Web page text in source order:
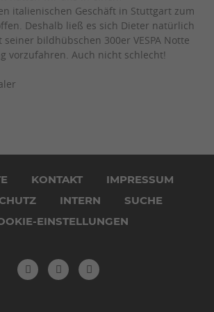
italienischen Geschäft in Stuttgart zum
Deshalb ließ es sich Dieter natürlich
bildhübschen 300er VESPA Notte
vorzufahren. Auch nicht schlecht!
KONTAKT
IMPRESSUM
INTERN
SUCHE
EINSTELLUNGEN